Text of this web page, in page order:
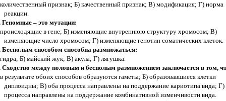
признак; Б) качественный признак; В) модификация; Г) норма
реакции.
Геномные – это мутации:
в гене; Б) изменяющие внутреннюю структуру хромосом; В)
изменяющие число хромосом; Г) изменяющие генотип соматических клеток.
Бесполым способом способна размножаться:
Б) майский жук; В) акула; Г) лягушка.
Сходство между половым и бесполым размножением заключается в том,
результате обоих способов образуются гаметы; Б) образовавшиеся клетки
диплоидны; В) оба процесса направлены на поддержание кариотипа вида; Г)
процесса направлены на поддержание комбинативной изменчивости вида.